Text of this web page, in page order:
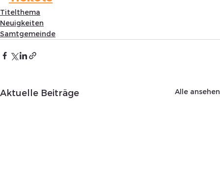
Titelthema
Neuigkeiten
Samtgemeinde
Aktuelle Beiträge Alle ansehen